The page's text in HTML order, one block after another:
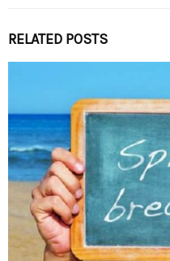
RELATED POSTS